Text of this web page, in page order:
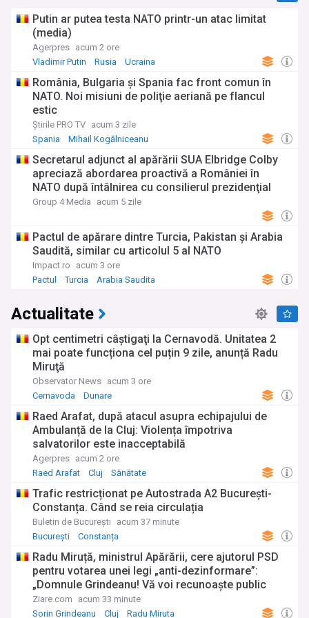
Putin ar putea testa NATO printr-un atac limitat
(media)
Agerpres acum 2 ore
Vladimir Putin
Rusia Ucraina
România, Bulgaria şi Spania fac front comun în
NATO. Noi misiuni de poliţie aeriană pe flancul
estic
Știrile PRO TV acum 3 zile
Spania
Mihail Kogălniceanu
Secretarul adjunct al apărării SUA Elbridge Colby
apreciază abordarea proactivă a României în
NATO după întâlnirea cu consilierul prezidenţial
pentru securitate naţională, Marius Lazurca
Group 4 Media acum 5 zile
Pactul de apărare dintre Turcia, Pakistan și Arabia
Saudită, similar cu articolul 5 al NATO
Impact.ro
acum 3 ore
Pactul
Turcia Arabia Saudita
Actualitate
Opt centimetri câştigaţi la Cernavodă. Unitatea 2
mai poate funcționa cel puțin 9 zile, anunță Radu
Miruţă
Observator News acum 3 ore
Cernavoda
Dunare
Raed Arafat, după atacul asupra echipajului de
Ambulanță de la Cluj: Violența împotriva
salvatorilor este inacceptabilă
Agerpres acum 2 ore
Raed Arafat
Cluj Sănătate
Trafic restricționat pe Autostrada A2 București-
Constanța. Când se reia circulația
Buletin de București
acum 37 minute
București
Constanța
Radu Miruță, ministrul Apărării, cere ajutorul PSD
pentru votarea unei legi „anti-dezinformare”:
„Domnule Grindeanu! Vă voi recunoaște public
meritele”
Ziare.com
acum 33 minute
Sorin Grindeanu
Cluj Radu Miruta